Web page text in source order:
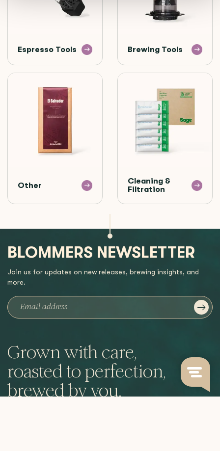
Espresso Tools Brewing Tools
Other
Cleaning &
Filtration
Grown with care,
roasted to perfection,
brewed by you.
BLOMMERS NEWSLETTER
Join us for updates on new releases, brewing insights, and
more.